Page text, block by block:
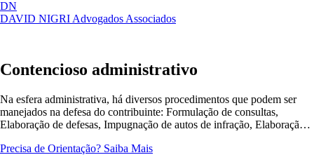
DN
DAVID NIGRI Advogados Associados
Artigos, sentenças, áreas de atuação,
Contencioso administrativo
Na esfera administrativa, há diversos procedimentos que podem ser
manejados na defesa do contribuinte: Formulação de consultas,
Elaboração de defesas, Impugnação de autos de infração, Elaboração
Precisa de Orientação? Saiba Mais